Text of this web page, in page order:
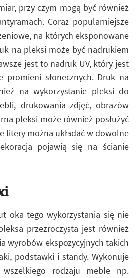
przy czym mogą być również
Coraz popularniejsze
na których eksponowane
na pleksi może być nadrukiem
jest to nadruk UV, który jest
promieni słonecznych. Druk na
na wykorzystanie pleksi do
drukowania zdjęć, obrazów
pleksi może również posłużyć
litery można układać w dowolne
pojawią się na ścianie
oka tego wykorzystania się nie
przezroczysta jest również
wyrobów ekspozycyjnych takich
podstawki i standy. Wykonuje
rodzaju meble np.